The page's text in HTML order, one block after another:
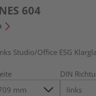
604
Studio/Office ESG
DIN